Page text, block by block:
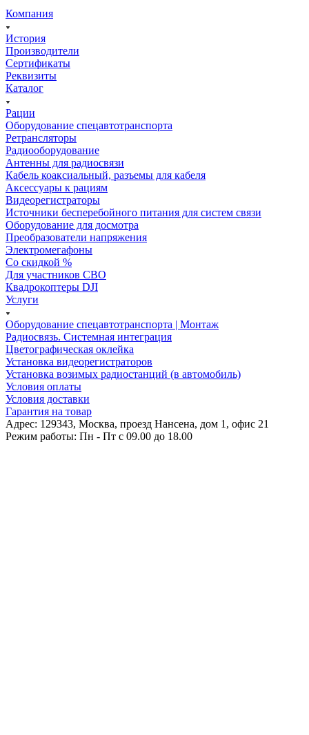
Компания
История
Производители
Сертификаты
Реквизиты
Каталог
Рации
Оборудование спецавтотранспорта
Ретрансляторы
Радиооборудование
Антенны для радиосвязи
Кабель коаксиальный, разъемы для кабеля
Аксессуары к рациям
Видеорегистраторы
Источники бесперебойного питания для систем связи
Оборудование для досмотра
Преобразователи напряжения
Электромегафоны
Со скидкой %
Для участников СВО
Квадрокоптеры DJI
Услуги
Оборудование спецавтотранспорта | Монтаж
Радиосвязь. Системная интеграция
Цветографическая оклейка
Установка видеорегистраторов
Установка возимых радиостанций (в автомобиль)
Условия оплаты
Условия доставки
Гарантия на товар
Адрес: 129343, Москва, проезд Нансена, дом 1, офис 21
Режим работы: Пн - Пт c 09.00 до 18.00